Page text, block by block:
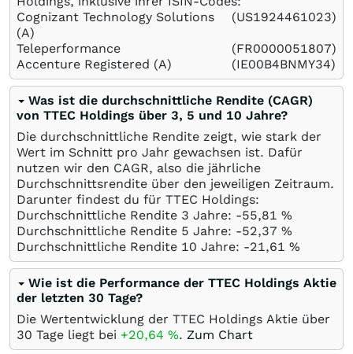
Cognizant Technology Solutions
(A)
(US1924461023)
Teleperformance
(FR0000051807)
Accenture Registered (A)
(IE00B4BNMY34)
Was ist die durchschnittliche Rendite (CAGR)
von TTEC Holdings über 3, 5 und 10 Jahre?
Die durchschnittliche Rendite zeigt, wie stark der
Wert im Schnitt pro Jahr gewachsen ist. Dafür
nutzen wir den CAGR, also die jährliche
Durchschnittsrendite über den jeweiligen Zeitraum.
Darunter findest du für TTEC Holdings:
Durchschnittliche Rendite 3 Jahre: -55,81 %
Durchschnittliche Rendite 5 Jahre: -52,37 %
Durchschnittliche Rendite 10 Jahre: -21,61 %
Wie ist die Performance der TTEC Holdings Aktie
der letzten 30 Tage?
Die Wertentwicklung der TTEC Holdings Aktie über
30 Tage liegt bei +20,64 %. Zum Chart